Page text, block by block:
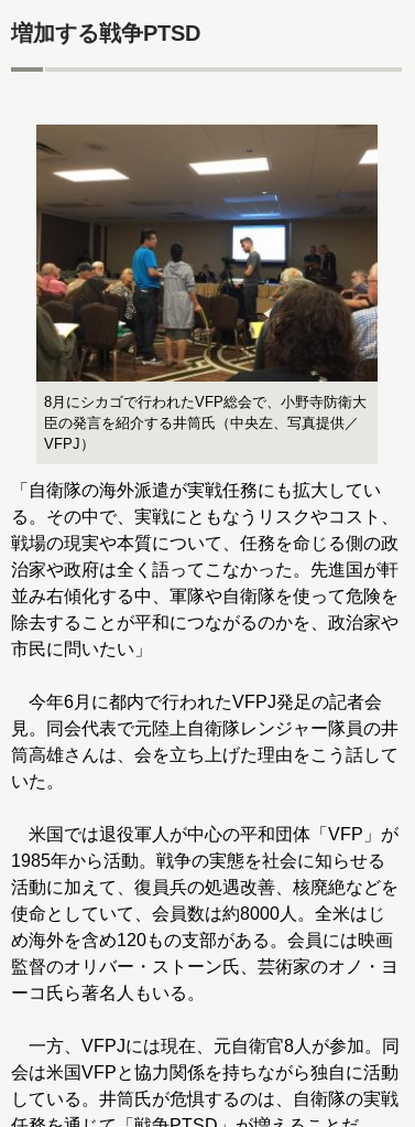
増加する戦争PTSD
8月にシカゴで行われたVFP総会で、小野寺防衛大
臣の発言を紹介する井筒氏（中央左、写真提供／
VFPJ）
「自衛隊の海外派遣が実戦任務にも拡大してい
る。その中で、実戦にともなうリスクやコスト、
戦場の現実や本質について、任務を命じる側の政
治家や政府は全く語ってこなかった。先進国が軒
並み右傾化する中、軍隊や自衛隊を使って危険を
除去することが平和につながるのかを、政治家や
市民に問いたい」
今年6月に都内で行われたVFPJ発足の記者会
見。同会代表で元陸上自衛隊レンジャー隊員の井
筒高雄さんは、会を立ち上げた理由をこう話して
いた。
米国では退役軍人が中心の平和団体「VFP」が
1985年から活動。戦争の実態を社会に知らせる
活動に加えて、復員兵の処遇改善、核廃絶などを
使命としていて、会員数は約8000人。全米はじ
め海外を含め120もの支部がある。会員には映画
監督のオリバー・ストーン氏、芸術家のオノ・ヨ
ーコ氏ら著名人もいる。
一方、VFPJには現在、元自衛官8人が参加。同
会は米国VFPと協力関係を持ちながら独自に活動
している。井筒氏が危惧するのは、自衛隊の実戦